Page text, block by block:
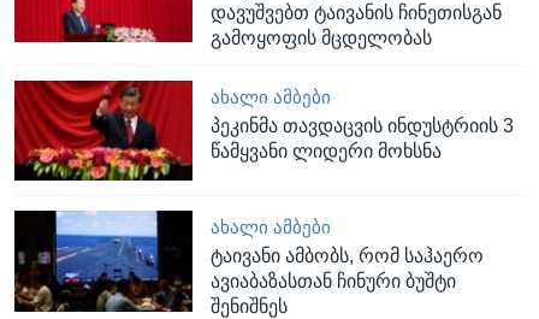
დავუშვებთ ტაივანის ჩინეთისგან
გამოყოფის მცდელობას
ᲐᲮᲐᲚᲘ ᲐᲛᲑᲔᲑᲘ
პეკინმა თავდაცვის ინდუსტრიის 3
წამყვანი ლიდერი მოხსნა
ᲐᲮᲐᲚᲘ ᲐᲛᲑᲔᲑᲘ
ტაივანი ამბობს, რომ საჰაერო
ავიაბაზასთან ჩინური ბუშტი
შენიშნეს